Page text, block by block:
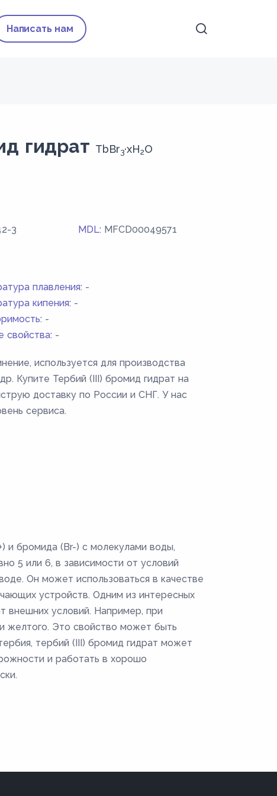
Написать нам
гидрат TbBr3·xH2O
3 MDL: MFCD00049571
плавления: -
кипения: -
-
свойства: -
используется для производства
Купите Тербий (III) бромид гидрат на
доставку по России и СНГ. У нас
сервиса.
и бромида (Br-) с молекулами воды,
5 или 6, в зависимости от условий
Он может использоваться в качестве
устройств. Одним из интересных
внешних условий. Например, при
желтого. Это свойство может быть
тербий (III) бромид гидрат может
и работать в хорошо